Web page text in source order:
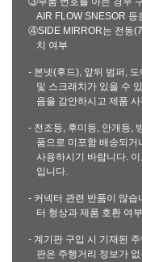
AIR FLOW SNESOR 등
④SIDE MIRROR는 전동
치 여부
- 본넷(후드), 앞뒤 범퍼,
및 스크래치가 있을 수
음을 감안하시고 제품
- 전조등, 후미등, 안개등,
품으로 미포함 배송되거
사용하시기 바랍니다.
입니다.
- 커넥터 관련 반품이 많습
터 형상과 제품 호환 여
- 계기판 구입 시 기재된
판은 주행거리 정보가